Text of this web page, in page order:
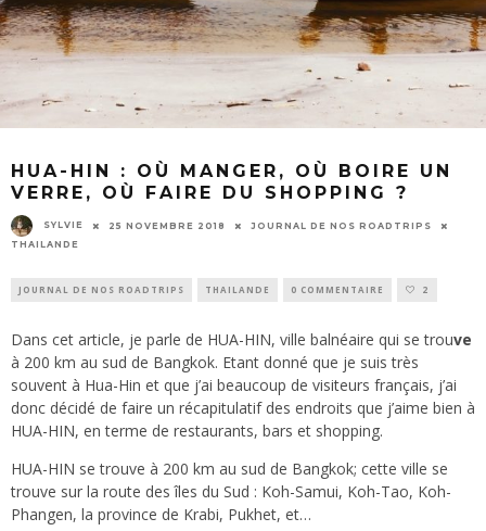
HUA-HIN : OÙ MANGER, OÙ BOIRE UN
VERRE, OÙ FAIRE DU SHOPPING ?
SYLVIE 25 NOVEMBRE 2018
JOURNAL DE NOS ROADTRIPS
THAILANDE
JOURNAL DE NOS ROADTRIPS THAILANDE 0 COMMENTAIRE 2
Dans cet article, je parle de HUA-HIN, ville balnéaire qui se trouve
à 200 km au sud de Bangkok. Etant donné que je suis très
souvent à Hua-Hin et que j’ai beaucoup de visiteurs français, j’ai
donc décidé de faire un récapitulatif des endroits que j’aime bien à
HUA-HIN, en terme de restaurants, bars et shopping.
HUA-HIN se trouve à 200 km au sud de Bangkok; cette ville se
trouve sur la route des îles du Sud : Koh-Samui, Koh-Tao, Koh-
Phangen, la province de Krabi, Pukhet, et…